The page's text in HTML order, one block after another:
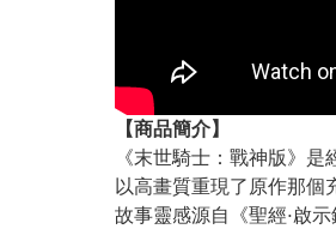
【商品簡介】
《末世騎士：戰神版》
以高畫質重現了原作那個
故事靈感源自《聖經·啟